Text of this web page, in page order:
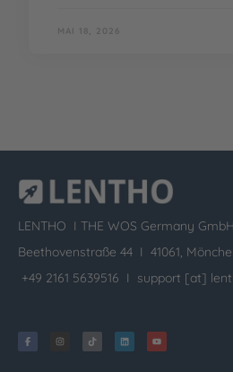
MAI 18, 2026
LENTHO I THE WOS Germany GmbH
Beethovenstraße 44 I 41061,
+49 2161 5639516 I support [at]